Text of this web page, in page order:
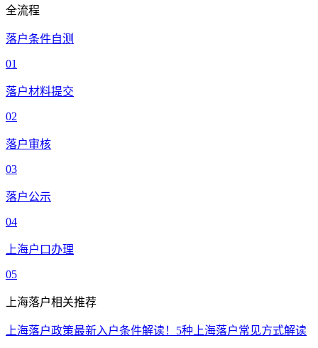
全流程
落户条件自测
01
落户材料提交
02
落户审核
03
落户公示
04
上海户口办理
05
上海落户相关推荐
上海落户政策最新入户条件解读！5种上海落户常见方式解读